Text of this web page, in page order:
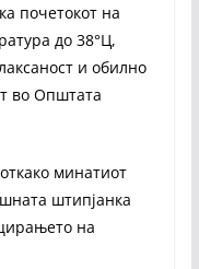
почетокот на
до 38°Ц,
и обилно
во Општата
минатиот
штипјанка
на